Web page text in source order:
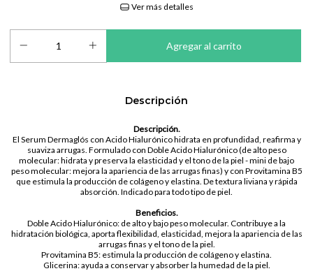
Ver más detalles
Descripción
Descripción.
El Serum Dermaglós con Acido Hialurónico hidrata en profundidad, reafirma y
suaviza arrugas. Formulado con Doble Acido Hialurónico (de alto peso
molecular: hidrata y preserva la elasticidad y el tono de la piel - mini de bajo
peso molecular: mejora la apariencia de las arrugas finas) y con Provitamina B5
que estimula la producción de colágeno y elastina. De textura liviana y rápida
absorción. Indicado para todo tipo de piel.
Beneficios.
Doble Acido Hialurónico: de alto y bajo peso molecular. Contribuye a la
hidratación biológica, aporta flexibilidad, elasticidad, mejora la apariencia de las
arrugas finas y el tono de la piel.
Provitamina B5: estimula la producción de colágeno y elastina.
Glicerina: ayuda a conservar y absorber la humedad de la piel.